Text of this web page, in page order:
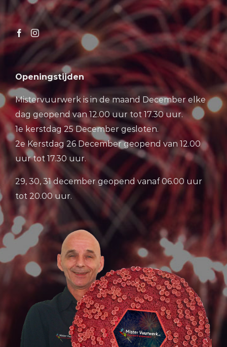
Openingstijden
Mistervuurwerk is in de maand December elke
dag geopend van 12.00 uur tot 17.30 uur.
1e kerstdag 25 December gesloten.
2e Kerstdag 26 December geopend van 12.00
uur tot 17.30 uur.
29, 30, 31 december geopend vanaf 06.00 uur
tot 20.00 uur.